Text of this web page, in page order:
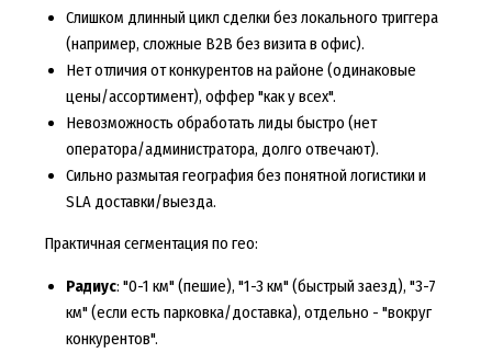
Слишком длинный цикл сделки без локального триггера
(например, сложные B2B без визита в офис).
Нет отличия от конкурентов на районе (одинаковые
цены/ассортимент), оффер "как у всех".
Невозможность обработать лиды быстро (нет
оператора/администратора, долго отвечают).
Сильно размытая география без понятной логистики и
SLA доставки/выезда.
Практичная сегментация по гео:
Радиус: "0-1 км" (пешие), "1-3 км" (быстрый заезд), "3-7
км" (если есть парковка/доставка), отдельно - "вокруг
конкурентов".